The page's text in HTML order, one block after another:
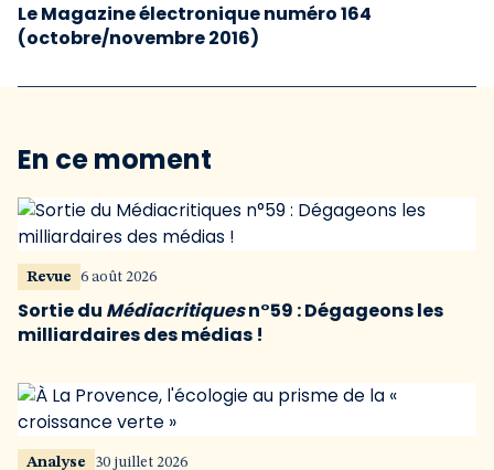
Le Magazine électronique numéro 164
(octobre/novembre 2016)
En ce moment
Revue 6 août 2026
Sortie du Médiacritiquesn°59 : Dégageons les
milliardaires des médias !
Analyse 30 juillet 2026